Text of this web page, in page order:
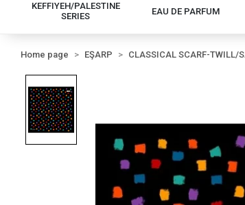
KEFFIYEH/PALESTINE
SERIES
EAU DE PARFUM
Home page EŞARP CLASSICAL SCARF-TWILL/